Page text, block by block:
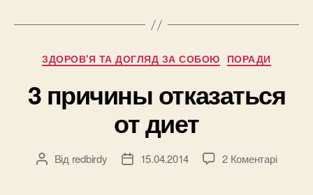
Категорії
ЗДОРОВ'Я ТА ДОГЛЯД ЗА СОБОЮ ПОРАДИ
3 причины отказаться
от диет
Автор
Від redbirdy
Дата15.04.2014 2 Коментарідо